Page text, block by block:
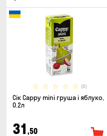
(0)
Сік Cappy mini груша і яблуко,
0.2л
31 ,50